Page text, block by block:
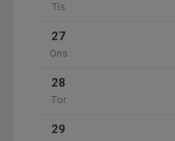
Tis
27
Ons
28
Tor
29